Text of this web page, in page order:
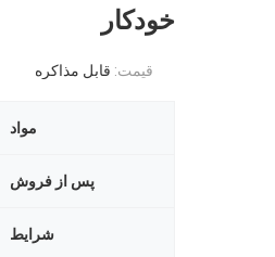
خودکار
قیمت: قابل مذاکره
مواد
پس از فروش
شرایط